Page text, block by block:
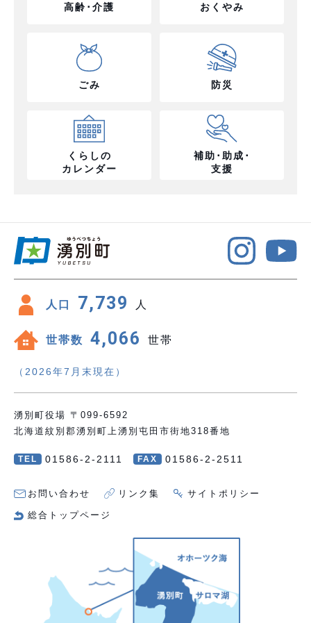
高齢･介護 おくやみ
ごみ 防災
くらしの
カレンダー
補助･助成･
支援
人口 7,739 人
世帯数 4,066 世帯
（2026年7月末現在）
湧別町役場 〒099-6592
北海道紋別郡湧別町上湧別屯田市街地318番地
TEL 01586-2-2111 FAX 01586-2-2511
お問い合わせ リンク集 サイトポリシー
総合トップページ